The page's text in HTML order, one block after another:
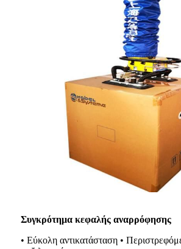
Συγκρότημα κεφαλής αναρρόφησης
• Εύκολη αντικατάσταση •